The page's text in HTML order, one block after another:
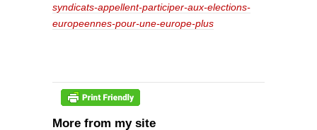
syndicats-appellent-participer-aux-elections-
europeennes-pour-une-europe-plus
More from my site